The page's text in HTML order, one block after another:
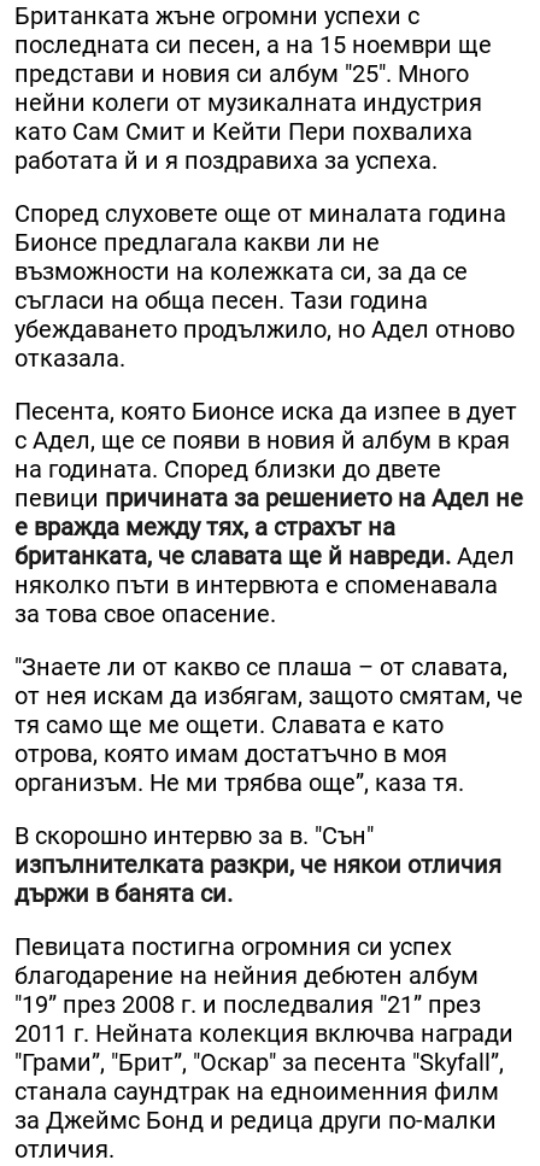
Британката жъне огромни успехи с
последната си песен, а на 15 ноември ще
представи и новия си албум "25". Много
нейни колеги от музикалната индустрия
като Сам Смит и Кейти Пери похвалиха
работата й и я поздравиха за успеха.
Според слуховете още от миналата година
Бионсе предлагала какви ли не
възможности на колежката си, за да се
съгласи на обща песен. Тази година
убеждаването продължило, но Адел отново
отказала.
Песента, която Бионсе иска да изпее в дует
с Адел, ще се появи в новия й албум в края
на годината. Според близки до двете
певици причината за решението на Адел не
е вражда между тях, а страхът на
британката, че славата ще й навреди. Адел
няколко пъти в интервюта е споменавала
за това свое опасение.
"Знаете ли от какво се плаша – от славата,
от нея искам да избягам, защото смятам, че
тя само ще ме ощети. Славата е като
отрова, която имам достатъчно в моя
организъм. Не ми трябва още”, каза тя.
В скорошно интервю за в. "Сън"
изпълнителката разкри, че някои отличия
държи в банята си.
Певицата постигна огромния си успех
благодарение на нейния дебютен албум
"19” през 2008 г. и последвалия "21” през
2011 г. Нейната колекция включва награди
"Грами”, "Брит”, "Оскар" за песента "Skyfall”,
станала саундтрак на едноименния филм
за Джеймс Бонд и редица други по-малки
отличия.